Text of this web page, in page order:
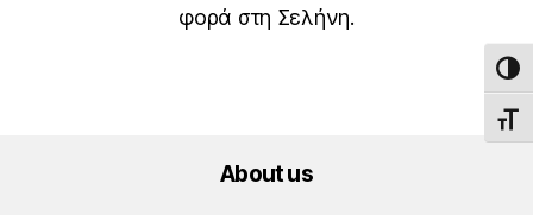
φορά στη Σελήνη.
About us